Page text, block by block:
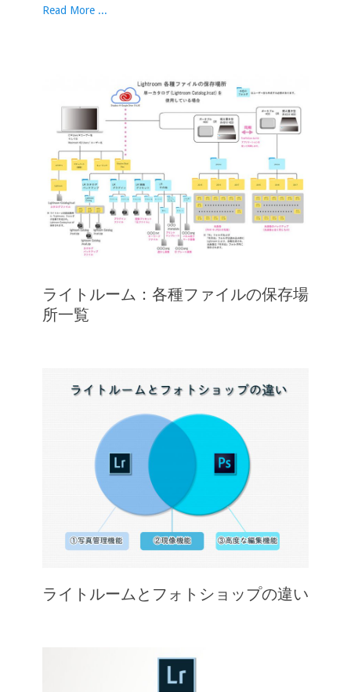
Read More ...
ライトルーム：各種ファイルの保存場
所一覧
ライトルームとフォトショップの違い